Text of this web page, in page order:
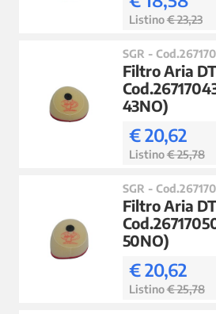
Listino€ 23,23
SGR -
Filtro Aria
43NO)
€ 20,62
Listino€ 25,78
SGR -
Filtro Aria
50NO)
€ 20,62
Listino€ 25,78